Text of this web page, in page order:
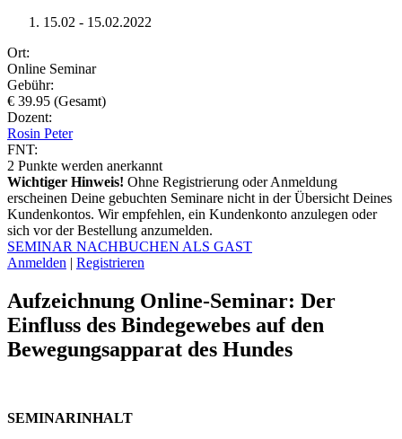
15.02 - 15.02.2022
Ort:
Online Seminar
Gebühr:
€ 39.95 (Gesamt)
Dozent:
Rosin Peter
FNT:
2 Punkte werden anerkannt
Wichtiger Hinweis! Ohne Registrierung oder Anmeldung
erscheinen Deine gebuchten Seminare nicht in der Übersicht Deines
Kundenkontos. Wir empfehlen, ein Kundenkonto anzulegen oder
sich vor der Bestellung anzumelden.
SEMINAR NACHBUCHEN ALS GAST
Anmelden | Registrieren
Aufzeichnung Online-Seminar: Der
Einfluss des Bindegewebes auf den
Bewegungsapparat des Hundes
SEMINARINHALT